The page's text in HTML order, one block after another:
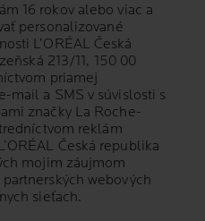
16 rokov alebo viac a
personalizované
L’ORÉAL Česká
213/11, 150 00
priamej
mail a SMS v súvislosti s
značky La Roche-
reklám
Česká republika
mojim záujmom
webových
sieťach.